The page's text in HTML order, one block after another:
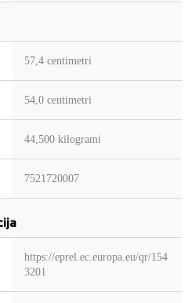
57,4 centimetri
54,0 centimetri
44,500 kilogrami
7521720007
https://eprel.ec.europa.eu/qr/154
3201